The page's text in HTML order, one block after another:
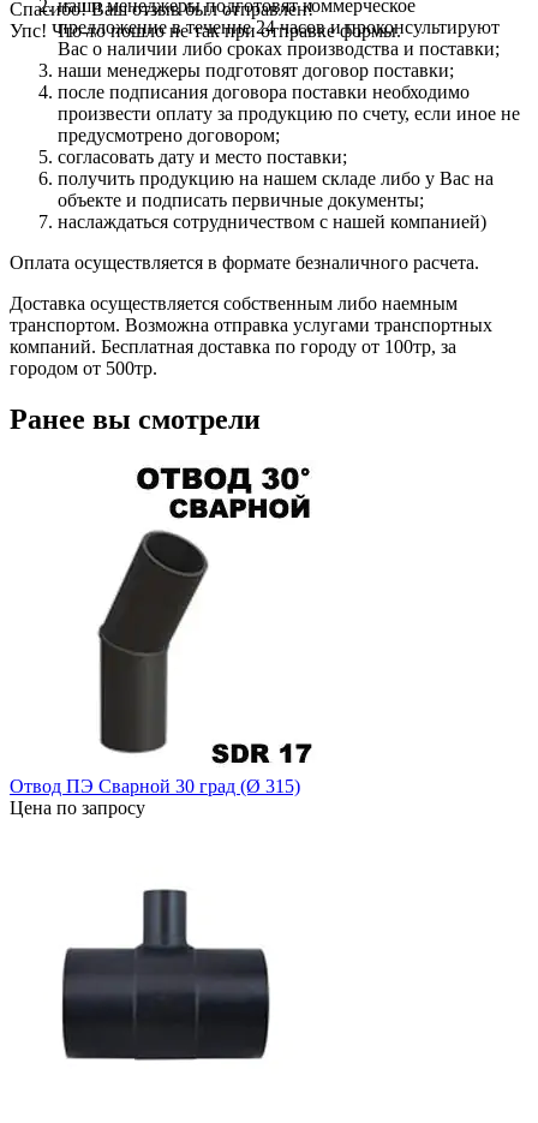
Спасибо! Ваш отзыв был отправлен!
Упс! Что-то пошло не так при отправке формы.
наши менеджеры подготовят коммерческое
предложение в течение 24 часов и проконсультируют
Вас о наличии либо сроках производства и поставки;
наши менеджеры подготовят договор поставки;
после подписания договора поставки необходимо
произвести оплату за продукцию по счету, если иное не
предусмотрено договором;
согласовать дату и место поставки;
получить продукцию на нашем складе либо у Вас на
объекте и подписать первичные документы;
наслаждаться сотрудничеством с нашей компанией)
Оплата осуществляется в формате безналичного расчета.
Доставка осуществляется собственным либо наемным
транспортом. Возможна отправка услугами транспортных
компаний. Бесплатная доставка по городу от 100тр, за
городом от 500тр.
Ранее вы смотрели
Отвод ПЭ Сварной 30 град (Ø 315)
Цена по запросу